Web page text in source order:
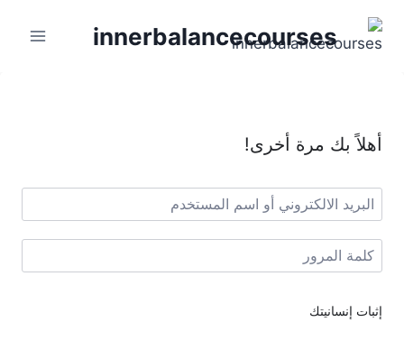
innerbalancecourses
أهلاً بك مرة أخرى!
إثبات إنسانيتك